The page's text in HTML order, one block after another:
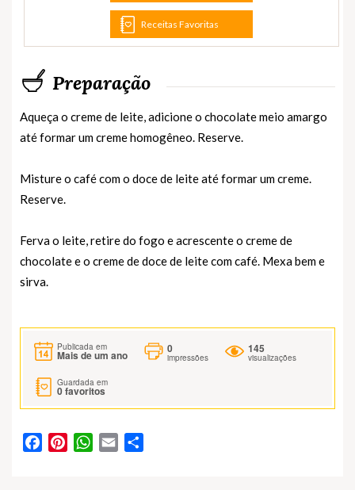
Receitas Favoritas
Preparação
Aqueça o creme de leite, adicione o chocolate meio amargo
até formar um creme homogêneo. Reserve.
Misture o café com o doce de leite até formar um creme.
Reserve.
Ferva o leite, retire do fogo e acrescente o creme de
chocolate e o creme de doce de leite com café. Mexa bem e
sirva.
Publicada em
Mais de um ano
0
impressões
145
visualizações
Guardada em
0favoritos
FacebookPinterestWhatsApp
Email